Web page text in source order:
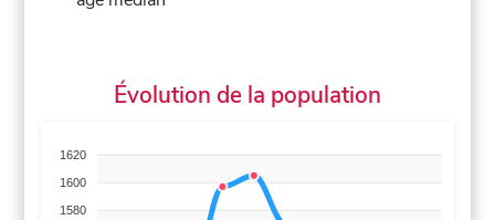
Évolution de la population
1620
1600
1580